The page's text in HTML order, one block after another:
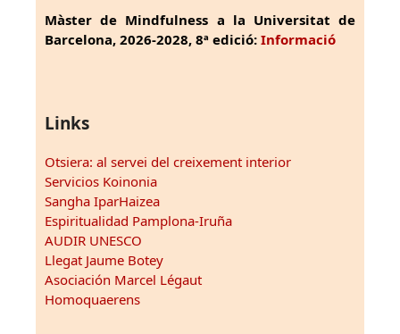
Màster de Mindfulness a la Universitat de
Barcelona, 2026-2028, 8ª edició: Informació
Links
Otsiera: al servei del creixement interior
Servicios Koinonia
Sangha IparHaizea
Espiritualidad Pamplona-Iruña
AUDIR UNESCO
Llegat Jaume Botey
Asociación Marcel Légaut
Homoquaerens